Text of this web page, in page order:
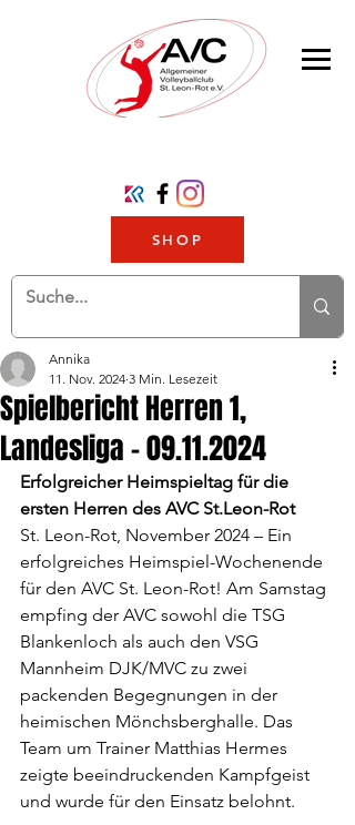
SHOP
Spielbericht Herren 1,
Landesliga - 09.11.2024
Annika
11. Nov. 2024 3 Min. Lesezeit
Erfolgreicher Heimspieltag für die
ersten Herren des AVC St.Leon-Rot
St. Leon-Rot, November 2024 – Ein
erfolgreiches Heimspiel-Wochenende
für den AVC St. Leon-Rot! Am Samstag
empfing der AVC sowohl die TSG
Blankenloch als auch den VSG
Mannheim DJK/MVC zu zwei
packenden Begegnungen in der
heimischen Mönchsberghalle. Das
Team um Trainer Matthias Hermes
zeigte beeindruckenden Kampfgeist
und wurde für den Einsatz belohnt.